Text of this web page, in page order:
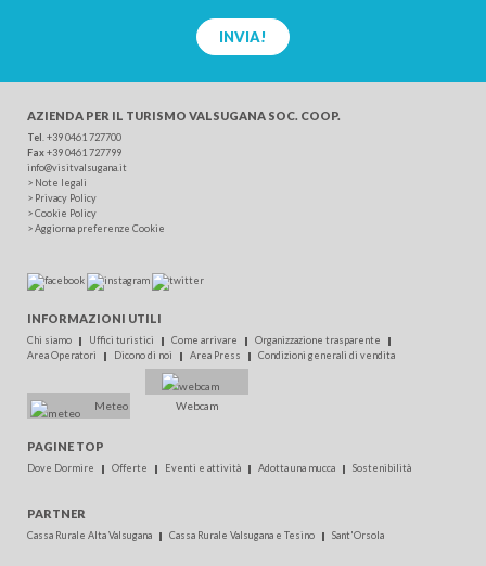
INVIA!
AZIENDA PER IL TURISMO VALSUGANA SOC. COOP.
Tel .+39 0461 727700
Fax+39 0461 727799
info@visitvalsugana.it
> Note legali
> Privacy Policy
>Cookie Policy
>Aggiorna preferenze Cookie
INFORMAZIONI UTILI
Chi siamo Uffici turistici Come arrivare
Organizzazione trasparente
Area Operatori
Dicono di noi Area Press Condizioni generali di vendita
Meteo Webcam
PAGINE TOP
Dove Dormire Offerte Eventi e attività Adotta una mucca Sostenibilità
PARTNER
Cassa Rurale Alta Valsugana Cassa Rurale Valsugana e Tesino Sant'Orsola